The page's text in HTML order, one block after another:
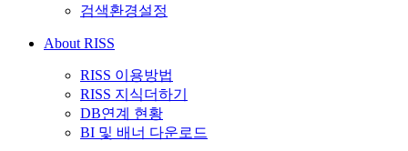
검색환경설정
About RISS
RISS 이용방법
RISS 지식더하기
DB연계 현황
BI 및 배너 다운로드